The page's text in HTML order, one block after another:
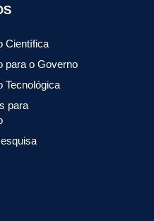
Científica
para o Governo
Tecnológica
para